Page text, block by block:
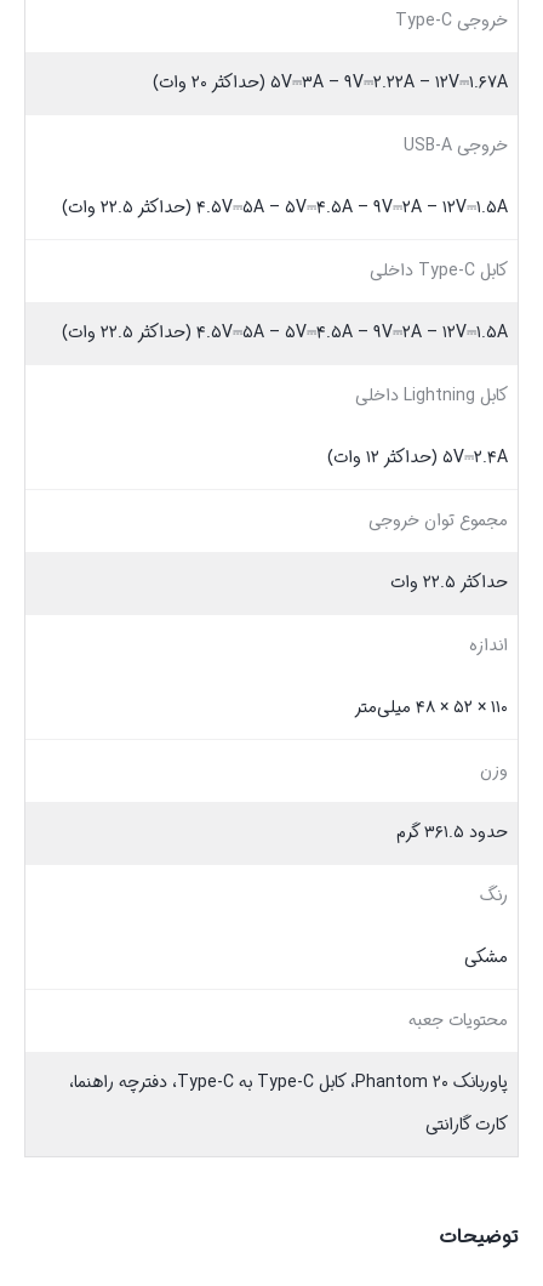
خروجی‌ Type-C
۵V⎓۳A – ۹V⎓۲.۲۲A – ۱۲V⎓۱.۶۷A (حداکثر ۲۰ وات)
خروجی USB-A
۴.۵V⎓۵A – ۵V⎓۴.۵A – ۹V⎓۲A – ۱۲V⎓۱.۵A (حداکثر ۲۲.۵ وات)
کابل Type-C داخلی
۴.۵V⎓۵A – ۵V⎓۴.۵A – ۹V⎓۲A – ۱۲V⎓۱.۵A (حداکثر ۲۲.۵ وات)
کابل Lightning داخلی
۵V⎓۲.۴A (حداکثر ۱۲ وات)
مجموع توان خروجی
حداکثر ۲۲.۵ وات
اندازه
۱۱۰ × ۵۲ × ۴۸ میلی‌متر
وزن
حدود ۳۶۱.۵ گرم
رنگ
مشکی
محتویات جعبه
پاوربانک Phantom ۲۰، کابل Type-C به Type-C، دفترچه راهنما،
کارت گارانتی
توضیحات